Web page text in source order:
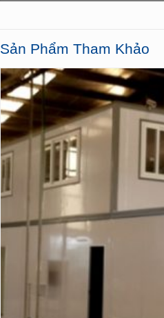
Sản Phẩm Tham Khảo